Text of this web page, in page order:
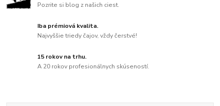
Pozrite si blog z našich ciest.
Iba prémiová kvalita.
Najvyššie triedy čajov, vždy čerstvé!
15 rokov na trhu.
A 20 rokov profesionálnych skúseností.